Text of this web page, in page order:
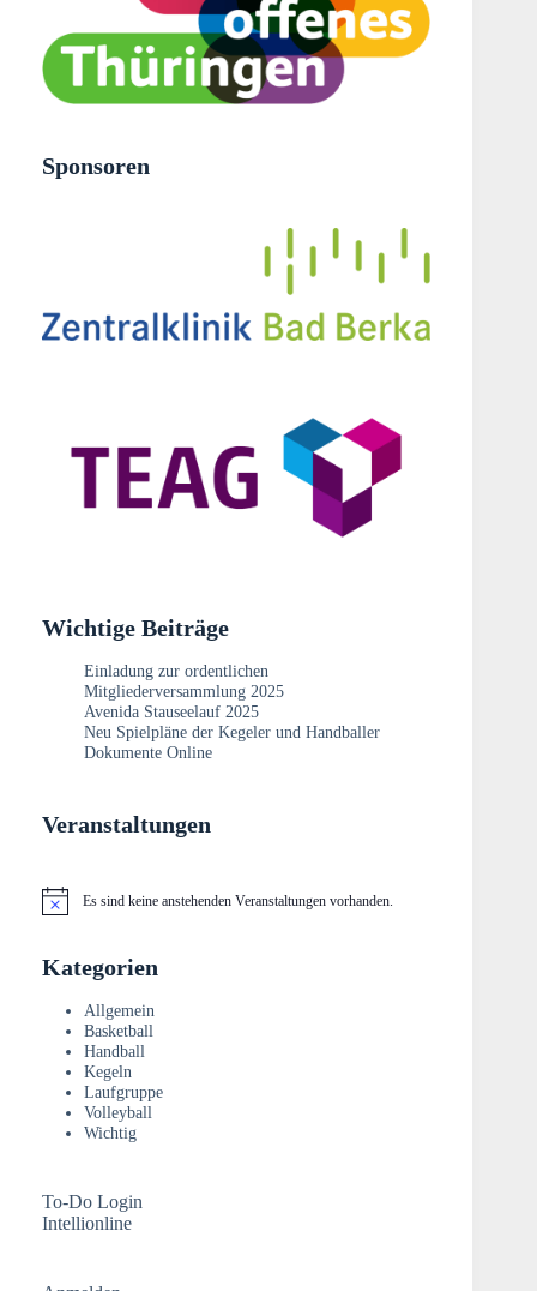
Sponsoren
Wichtige Beiträge
Einladung zur ordentlichen
Mitgliederversammlung 2025
Avenida Stauseelauf 2025
Neu Spielpläne der Kegeler und Handballer
Dokumente Online
Veranstaltungen
H
w
Es sind keine anstehenden Veranstaltungen vorhanden.
Kategorien
Allgemein
Basketball
Handball
Kegeln
Laufgruppe
Volleyball
Wichtig
To-Do Login
Intellionline